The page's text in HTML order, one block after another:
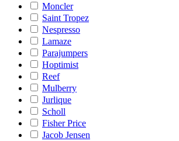
Moncler
Saint Tropez
Nespresso
Lamaze
Parajumpers
Hoptimist
Reef
Mulberry
Jurlique
Scholl
Fisher Price
Jacob Jensen